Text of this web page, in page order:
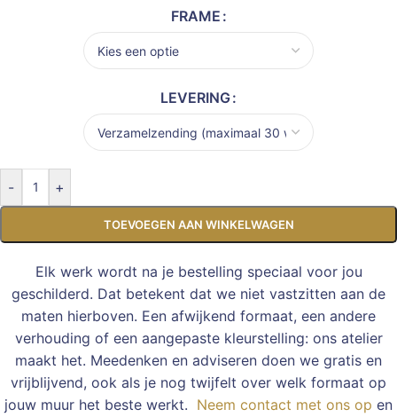
FRAME
LEVERING
- +
TOEVOEGEN AAN WINKELWAGEN
Elk werk wordt na je bestelling speciaal voor jou
geschilderd. Dat betekent dat we niet vastzitten aan de
maten hierboven. Een afwijkend formaat, een andere
verhouding of een aangepaste kleurstelling: ons atelier
maakt het. Meedenken en adviseren doen we gratis en
vrijblijvend, ook als je nog twijfelt over welk formaat op
jouw muur het beste werkt. Neem contact met ons op en